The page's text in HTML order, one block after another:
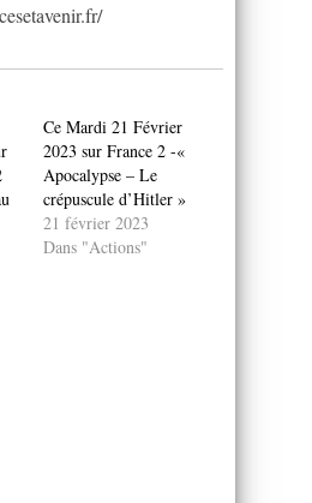
Ce Mardi 21 Février
2023 sur France 2 -«
Apocalypse – Le
crépuscule d’Hitler »
21 février 2023
Dans "Actions"